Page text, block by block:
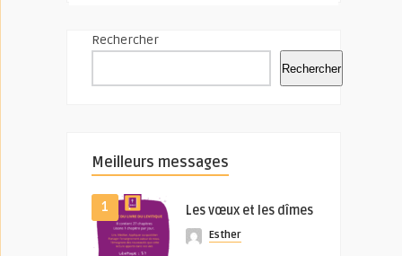
Rechercher
Rechercher
Meilleurs messages
1 Les vœux et les dîmes
Esther